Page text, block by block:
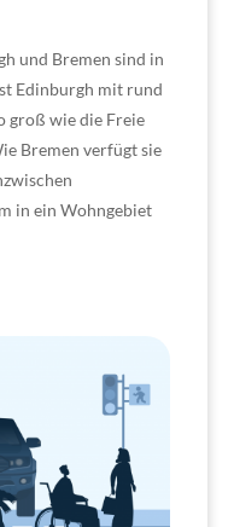
und Bremen sind in
Edinburgh mit rund
groß wie die Freie
Bremen verfügt sie
in ein Wohngebiet